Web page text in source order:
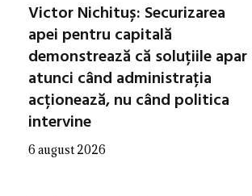
Victor Nichituș: Securizarea
apei pentru capitală
demonstrează că soluțiile apar
atunci când administrația
acționează, nu când politica
intervine
6 august 2026